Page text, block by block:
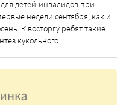
детей-инвалидов при
недели сентября, как и
К восторгу ребят такие
кукольного…